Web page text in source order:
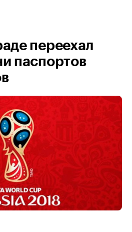
переехал
паспортов